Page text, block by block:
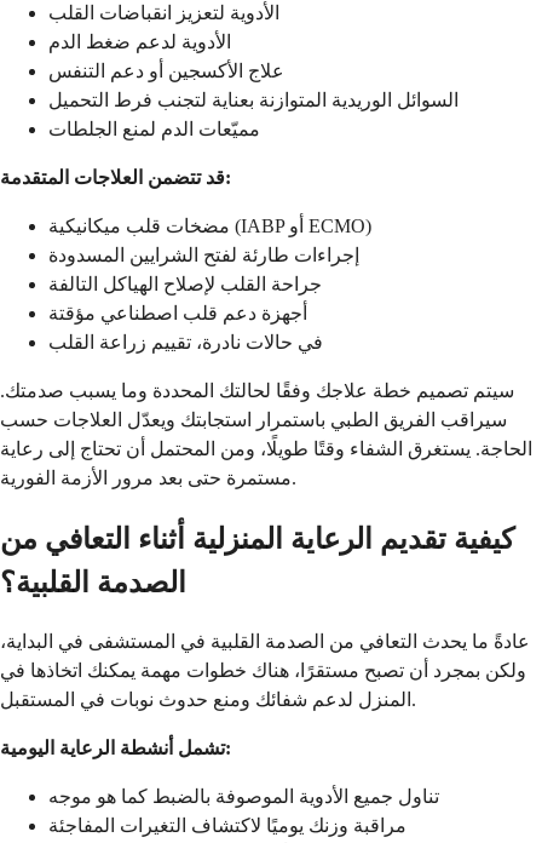
الأدوية لتعزيز انقباضات القلب
الأدوية لدعم ضغط الدم
علاج الأكسجين أو دعم التنفس
السوائل الوريدية المتوازنة بعناية لتجنب فرط التحميل
مميّعات الدم لمنع الجلطات
قد تتضمن العلاجات المتقدمة:
مضخات قلب ميكانيكية (IABP أو ECMO)
إجراءات طارئة لفتح الشرايين المسدودة
جراحة القلب لإصلاح الهياكل التالفة
أجهزة دعم قلب اصطناعي مؤقتة
في حالات نادرة، تقييم زراعة القلب
سيتم تصميم خطة علاجك وفقًا لحالتك المحددة وما يسبب صدمتك.
سيراقب الفريق الطبي باستمرار استجابتك ويعدّل العلاجات حسب
الحاجة. يستغرق الشفاء وقتًا طويلًا، ومن المحتمل أن تحتاج إلى رعاية
مستمرة حتى بعد مرور الأزمة الفورية.
كيفية تقديم الرعاية المنزلية أثناء التعافي من
الصدمة القلبية؟
عادةً ما يحدث التعافي من الصدمة القلبية في المستشفى في البداية،
ولكن بمجرد أن تصبح مستقرًا، هناك خطوات مهمة يمكنك اتخاذها في
المنزل لدعم شفائك ومنع حدوث نوبات في المستقبل.
تشمل أنشطة الرعاية اليومية:
تناول جميع الأدوية الموصوفة بالضبط كما هو موجه
مراقبة وزنك يوميًا لاكتشاف التغيرات المفاجئة